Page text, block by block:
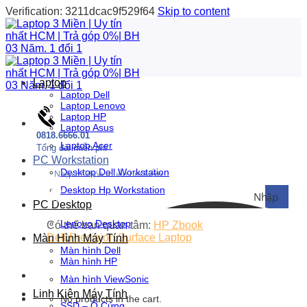
Verification: 3211dcac9f529f64 Skip to content
0818.6666.01
Tổng đài miễn phí
Nhập
Có thể bạn quan tâm: HP Zbook
Dell Precision Surface Laptop
No products in the cart.
Laptop
Laptop Dell
Laptop Lenovo
Laptop HP
Laptop Asus
Laptop Acer
PC Workstation
Desktop Dell Workstation
Desktop Hp Workstation
PC Desktop
Lenovo Desktop
Màn Hình Máy Tính
Màn hình Dell
Màn hình HP
Màn hình ViewSonic
Linh Kiện Máy Tính